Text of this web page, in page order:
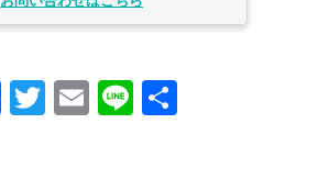
Fa T E Li